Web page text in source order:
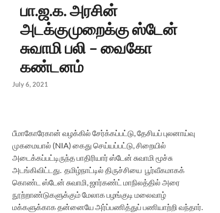
பா.ஜ.க. அரசின்
அடக்குமுறைக்கு ஸ்டேன்
சுவாமி பலி – வைகோ
கண்டனம்
July 6, 2021
பீமாகோரேகான் வழக்கில் சேர்க்கப்பட்டு, தேசியப் புலனாய்வு
முகமையால் (NIA) கைது செய்யப்பட்டு, சிறையில்
அடைக்கப்பட்டிருந்த பாதிரியார் ஸ்டேன் சுவாமி மூச்சு
அடங்கிவிட்டது. தமிழ்நாட்டில் திருச்சியை பூர்வீகமாகக்
கொண்ட ஸ்டேன் சுவாமி, ஜார்கண்ட் மாநிலத்தில் அரை
நூற்றாண்டுகளுக்கும் மேலாக பழங்குடி மலைவாழ்
மக்களுக்காக தன்னையே அர்ப்பணித்துப் பணியாற்றி வந்தார்.